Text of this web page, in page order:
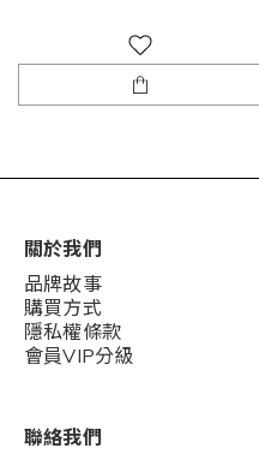
關於我們
品牌故事
購買方式
隱私權條款
會員VIP分級
聯絡我們